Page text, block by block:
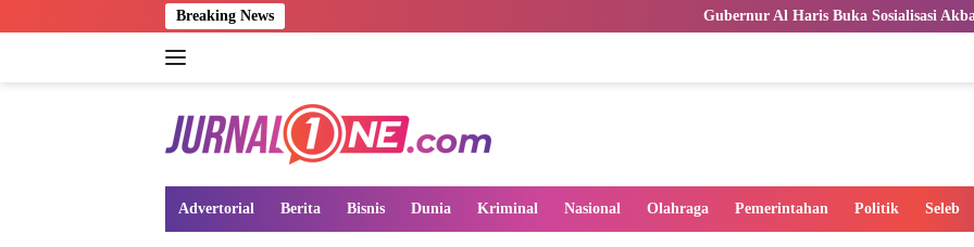
ke
Breaking News Gubernur Al Haris Buka Sosialisasi Akbar Pencegahan
Advertorial Berita Bisnis Dunia Kriminal Nasional Olahraga Pemerintahan Politik Seleb